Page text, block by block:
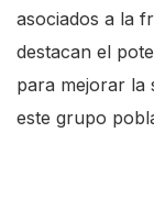
asociados a la
destacan el
para mejorar la
este grupo